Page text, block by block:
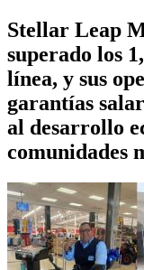
Stellar Leap
superado los
línea, y sus
garantías
al desarrollo
comunidades